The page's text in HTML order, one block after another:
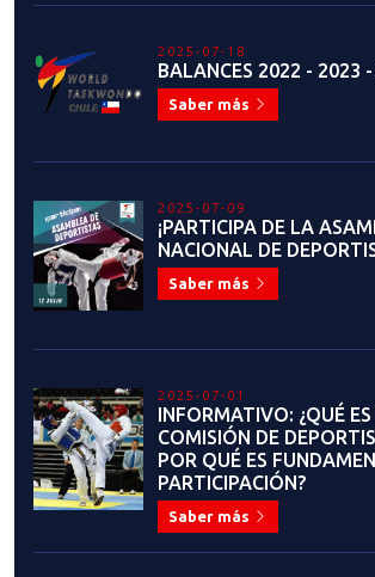
2025-07-18
BALANCES 2022 - 2023
Saber más
2025-07-09
¡PARTICIPA DE LA
NACIONAL DE
Saber más
2025-07-01
INFORMATIVO: ¿QUÉ
COMISIÓN DE
POR QUÉ ES
PARTICIPACIÓN?
Saber más